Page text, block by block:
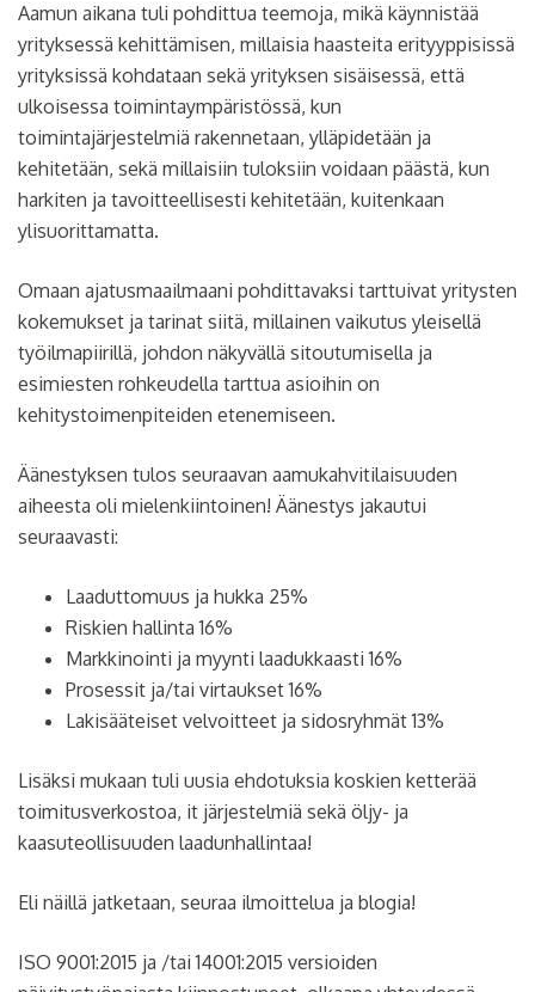
Aamun aikana tuli pohdittua teemoja, mikä käynnistää
yrityksessä kehittämisen, millaisia haasteita erityyppisissä
yrityksissä kohdataan sekä yrityksen sisäisessä, että
ulkoisessa toimintaympäristössä, kun
toimintajärjestelmiä rakennetaan, ylläpidetään ja
kehitetään, sekä millaisiin tuloksiin voidaan päästä, kun
harkiten ja tavoitteellisesti kehitetään, kuitenkaan
ylisuorittamatta.
Omaan ajatusmaailmaani pohdittavaksi tarttuivat yritysten
kokemukset ja tarinat siitä, millainen vaikutus yleisellä
työilmapiirillä, johdon näkyvällä sitoutumisella ja
esimiesten rohkeudella tarttua asioihin on
kehitystoimenpiteiden etenemiseen.
Äänestyksen tulos seuraavan aamukahvitilaisuuden
aiheesta oli mielenkiintoinen! Äänestys jakautui
seuraavasti:
Laaduttomuus ja hukka 25%
Riskien hallinta 16%
Markkinointi ja myynti laadukkaasti 16%
Prosessit ja/tai virtaukset 16%
Lakisääteiset velvoitteet ja sidosryhmät 13%
Lisäksi mukaan tuli uusia ehdotuksia koskien ketterää
toimitusverkostoa, it järjestelmiä sekä öljy- ja
kaasuteollisuuden laadunhallintaa!
Eli näillä jatketaan, seuraa ilmoittelua ja blogia!
ISO 9001:2015 ja /tai 14001:2015 versioiden